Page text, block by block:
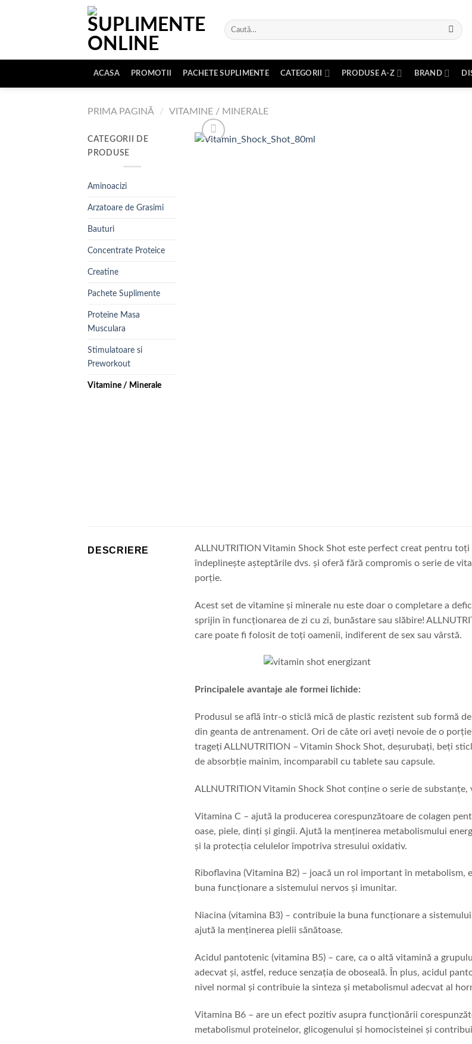
Caută
după:
ACASA PROMOTII PACHETE SUPLIMENTE CATEGORII PRODUSE A-Z BRAND
PRIMA PAGINĂ / VITAMINE / MINERALE
CATEGORII DE
PRODUSE
Aminoacizi
Arzatoare de Grasimi
Bauturi
Concentrate Proteice
Creatine
Pachete Suplimente
Proteine Masa
Musculara
Stimulatoare si
Preworkout
Vitamine / Minerale
DESCRIERE
ALLNUTRITION Vitamin Shock Shot este perfect creat pentru
îndeplinește așteptările dvs. și oferă fără compromis o serie de
porție.
Acest set de vitamine și minerale nu este doar o completare a
sprijin în funcționarea de zi cu zi, bunăstare sau slăbire!
care poate fi folosit de toți oamenii, indiferent de sex sau vârstă.
Principalele avantaje ale formei lichide:
Produsul se află într-o sticlă mică de plastic rezistent sub formă
din geanta de antrenament. Ori de câte ori aveți nevoie de o
trageți ALLNUTRITION – Vitamin Shock Shot, deșurubați, beți
de absorbție mainim, incomparabil cu tablete sau capsule.
ALLNUTRITION Vitamin Shock Shot conține o serie de substanțe,
Vitamina C – ajută la producerea corespunzătoare de colagen
oase, piele, dinți și gingii. Ajută la menținerea metabolismului
și la protecția celulelor împotriva stresului oxidativ.
Riboflavina (Vitamina B2) – joacă un rol important în
buna funcționare a sistemului nervos și imunitar.
Niacina (vitamina B3) – contribuie la buna funcționare a
ajută la menținerea pielii sănătoase.
Acidul pantotenic (vitamina B5) – care, ca o altă vitamină a
adecvat și, astfel, reduce senzația de oboseală. În plus, acidul
nivel normal și contribuie la sinteza și metabolismul adecvat al
Vitamina B6 – are un efect pozitiv asupra funcționării
metabolismul proteinelor, glicogenului și homocisteinei și